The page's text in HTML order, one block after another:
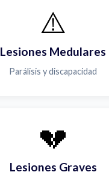
⚠️
Lesiones Medulares
Parálisis y discapacidad
💔
Lesiones Graves